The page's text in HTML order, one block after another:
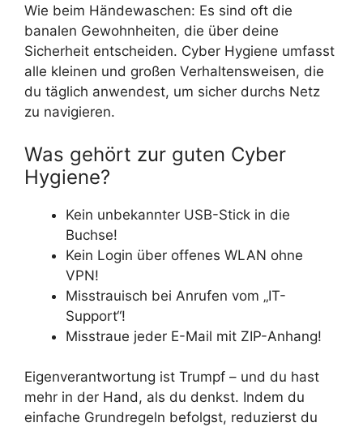
Wie beim Händewaschen: Es sind oft die
banalen Gewohnheiten, die über deine
Sicherheit entscheiden. Cyber Hygiene umfasst
alle kleinen und großen Verhaltensweisen, die
du täglich anwendest, um sicher durchs Netz
zu navigieren.
Was gehört zur guten Cyber
Hygiene?
Kein unbekannter USB-Stick in die
Buchse!
Kein Login über offenes WLAN ohne
VPN!
Misstrauisch bei Anrufen vom „IT-
Support“!
Misstraue jeder E-Mail mit ZIP-Anhang!
Eigenverantwortung ist Trumpf – und du hast
mehr in der Hand, als du denkst. Indem du
einfache Grundregeln befolgst, reduzierst du